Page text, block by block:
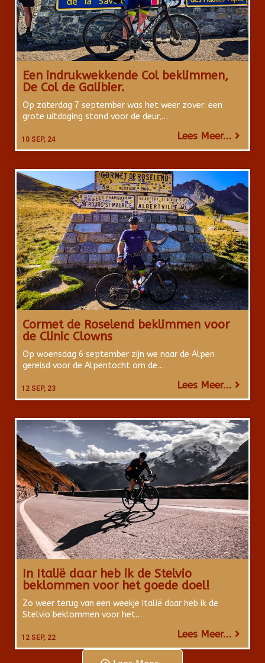
Een indrukwekkende Col beklimmen,
De Col de Galibier.
10 SEP, 24
Op zaterdag 7 september was het weer zover: een
grote uitdaging stond voor de deur,…
Lees Meer...
Cormet de Roselend beklimmen voor
de Clinic Clowns
12 SEP, 23
Op woensdag 6 september zijn we naar de Alpen
gereisd voor de Alpentocht om de…
Lees Meer...
In Italië daar heb ik de Stelvio
beklommen voor het goede doel!
12 SEP, 22
Zo weer terug van een weekje Italië daar heb ik de
Stelvio beklommen voor het…
Lees Meer...